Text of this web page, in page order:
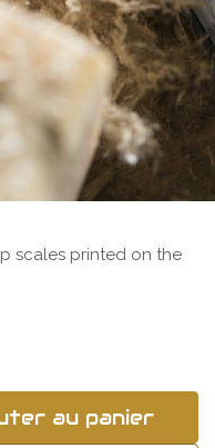
scales printed on the
au panier